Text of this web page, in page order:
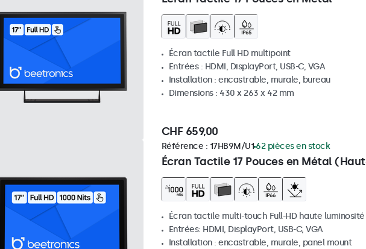
Écran tactile Full HD multipoint
Entrées : HDMI, DisplayPort, USB-C, VGA
Installation : encastrable, murale, bureau
Dimensions : 430 x 263 x 42 mm
CHF 659,00
Écran Tactile 17 Pouces en Métal
Référence : 17HB9M/U1 62 pièces en stock
Écran tactile multi-touch Full-HD haute luminosité
Entrées: HDMI, DisplayPort, USB-C, VGA
Installation : encastrable, murale, panel mount